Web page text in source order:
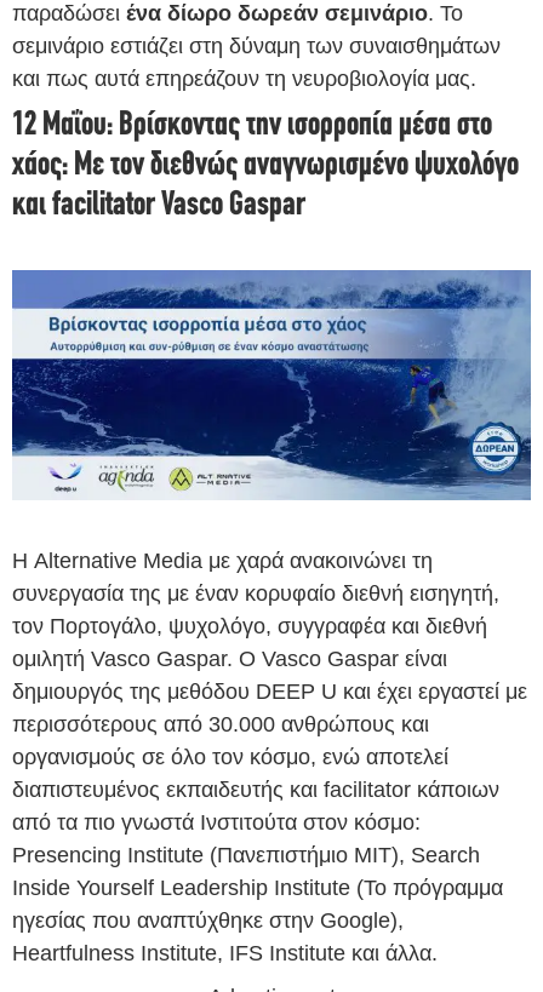
παραδώσει ένα δίωρο δωρεάν σεμινάριο. Το
σεμινάριο εστιάζει στη δύναμη των συναισθημάτων
και πως αυτά επηρεάζουν τη νευροβιολογία μας.
12 Μαΐου: Βρίσκοντας την ισορροπία μέσα στο
χάος: Με τον διεθνώς αναγνωρισμένο ψυχολόγο
και facilitator Vasco Gaspar
Η Alternative Media με χαρά ανακοινώνει τη
συνεργασία της με έναν κορυφαίο διεθνή εισηγητή,
τον Πορτογάλο, ψυχολόγο, συγγραφέα και διεθνή
ομιλητή Vasco Gaspar. Ο Vasco Gaspar είναι
δημιουργός της μεθόδου DEEP U και έχει εργαστεί με
περισσότερους από 30.000 ανθρώπους και
οργανισμούς σε όλο τον κόσμο, ενώ αποτελεί
διαπιστευμένος εκπαιδευτής και facilitator κάποιων
από τα πιο γνωστά Ινστιτούτα στον κόσμο:
Presencing Institute (Πανεπιστήμιο MIT), Search
Inside Yourself Leadership Institute (Το πρόγραμμα
ηγεσίας που αναπτύχθηκε στην Google),
Heartfulness Institute, IFS Institute και άλλα.